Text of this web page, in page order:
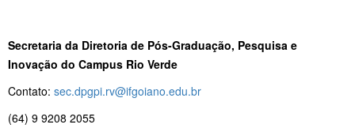
Secretaria da Diretoria de Pós-Graduação, Pesquisa e
Inovação do Campus Rio Verde
Contato: sec.dpgpi.rv@ifgoiano.edu.br
(64) 9 9208 2055